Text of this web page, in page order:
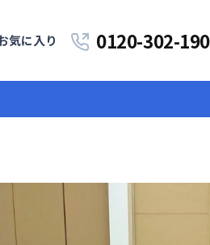
気に入り 0120-302-190